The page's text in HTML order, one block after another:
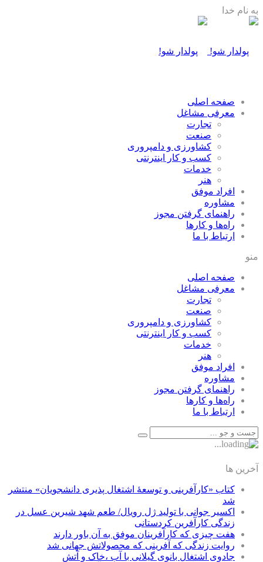
به نام خدا
صفحه اصلی
معرفی مشاغل
تجارت
صنعت
كشاورزی و دامپروری
كسب و كار اينترنتی
خدمات
هنر
افراد موفق
مشاوره
راهنمای گرفتن مجوز
راه‌ها و كارها
ارتباط با ما
منو
صفحه اصلی
معرفی مشاغل
تجارت
صنعت
كشاورزی و دامپروری
كسب و كار اينترنتی
خدمات
هنر
افراد موفق
مشاوره
راهنمای گرفتن مجوز
راه‌ها و كارها
ارتباط با ما
آخرین ها
کتاب «کارآفرینی و توسعۀ اشتغال پذیری دانشجویان» منتشر
شد
اکسیر جوانی با تولید ژل رویال/ طعم شهد شیرین عسل‌ در
زندگی کارآفرین کردستانی
هفت چیزی که کارآفرینان موفق به آن باور دارند
روایت زندگی که آفرینی که محصولاتش جهانی شد
جادوی اشتغال بانوی گیلانی با آب ،خاک و آتش